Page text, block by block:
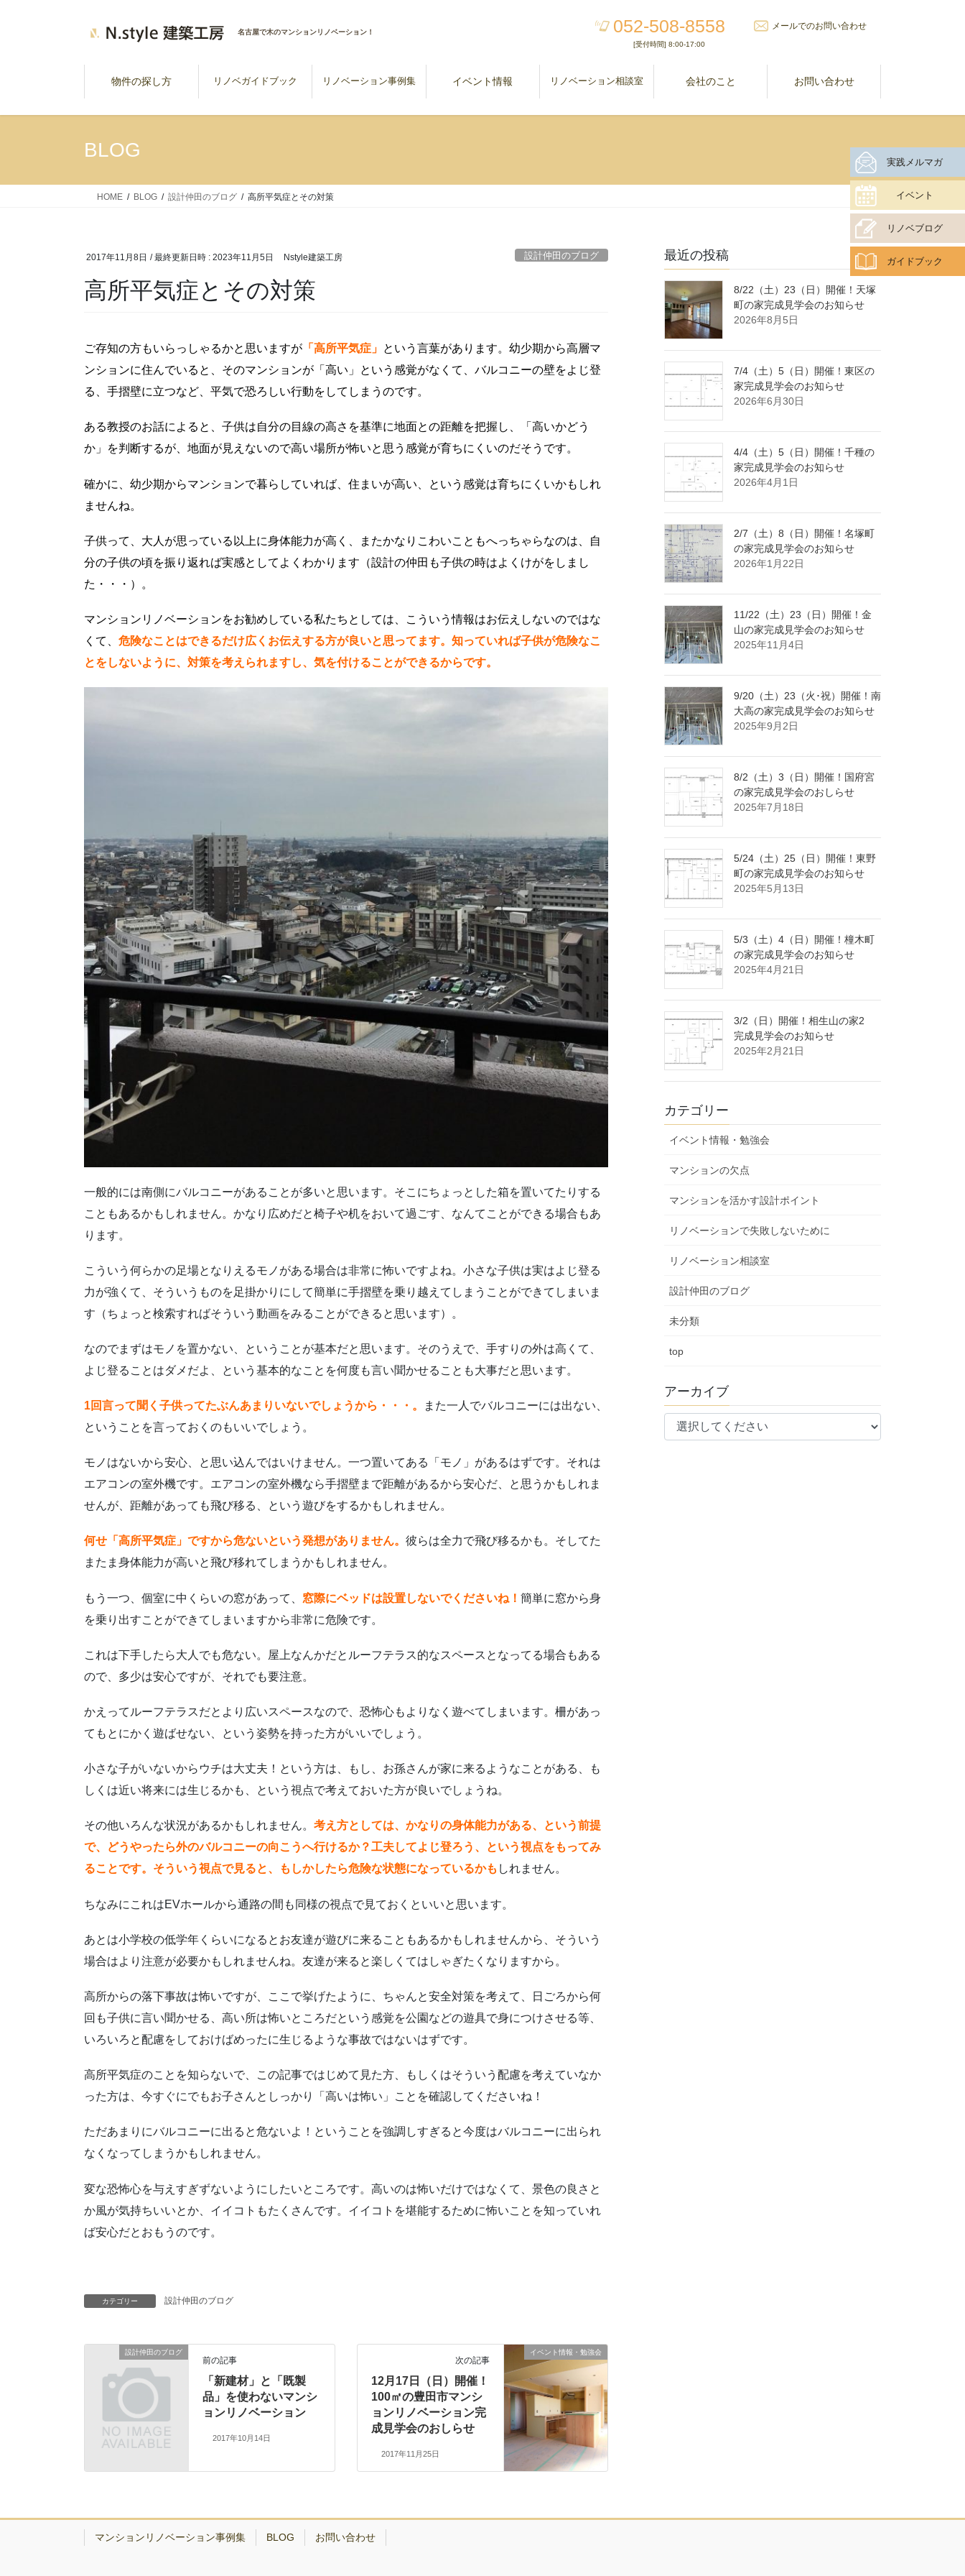
名古屋で木のマンションリノベーション！ 052-508-8558
[受付時間] 8:00-17:00
メールでのお問い合わせ
物件の探し方 リノベガイドブック リノベーション事例集 イベント情報 リノベーション相談室 会社のこと お問い合わせ
BLOG
HOME BLOG 設計仲田のブログ 高所平気症とその対策
2017年11月8日 / 最終更新日時 : 2023年11月5日 Nstyle建築工房 設計仲田のブログ
高所平気症とその対策
ご存知の方もいらっしゃるかと思いますが 「高所平気症」 という言葉があります。幼少期から高層マ
ンションに住んでいると、そのマンションが「高い」という感覚がなくて、バルコニーの壁をよじ登
る、手摺壁に立つなど、平気で恐ろしい行動をしてしまうのです。
ある教授のお話によると、子供は自分の目線の高さを基準に地面との距離を把握し、「高いかどう
か」を判断するが、地面が見えないので高い場所が怖いと思う感覚が育ちにくいのだそうです。
確かに、幼少期からマンションで暮らしていれば、住まいが高い、という感覚は育ちにくいかもしれ
ませんね。
子供って、大人が思っている以上に身体能力が高く、またかなりこわいこともへっちゃらなのは、自
分の子供の頃を振り返れば実感としてよくわかります（設計の仲田も子供の時はよくけがをしまし
た・・・）。
マンションリノベーションをお勧めしている私たちとしては、こういう情報はお伝えしないのではな
くて、 危険なことはできるだけ広くお伝えする方が良いと思ってます。知っていれば子供が危険なこ
とをしないように、対策を考えられますし、気を付けることができるからです。
一般的には南側にバルコニーがあることが多いと思います。そこにちょっとした箱を置いてたりする
こともあるかもしれません。かなり広めだと椅子や机をおいて過ごす、なんてことができる場合もあ
ります。
こういう何らかの足場となりえるモノがある場合は非常に怖いですよね。小さな子供は実はよじ登る
力が強くて、そういうものを足掛かりにして簡単に手摺壁を乗り越えてしまうことができてしまいま
す（ちょっと検索すればそういう動画をみることができると思います）。
なのでまずはモノを置かない、ということが基本だと思います。そのうえで、手すりの外は高くて、
よじ登ることはダメだよ、という基本的なことを何度も言い聞かせることも大事だと思います。
1回言って聞く子供ってたぶんあまりいないでしょうから・・・。
また一人でバルコニーには出ない、
ということを言っておくのもいいでしょう。
モノはないから安心、と思い込んではいけません。一つ置いてある「モノ」があるはずです。それは
エアコンの室外機です。エアコンの室外機なら手摺壁まで距離があるから安心だ、と思うかもしれま
せんが、距離があっても飛び移る、という遊びをするかもしれません。
何せ「高所平気症」ですから危ないという発想がありません。 彼らは全力で飛び移るかも。そしてた
またま身体能力が高いと飛び移れてしまうかもしれません。
もう一つ、個室に中くらいの窓があって、 窓際にベッドは設置しないでくださいね！ 簡単に窓から身
を乗り出すことができてしまいますから非常に危険です。
これは下手したら大人でも危ない。屋上なんかだとルーフテラス的なスペースとなってる場合もある
ので、多少は安心ですが、それでも要注意。
かえってルーフテラスだとより広いスペースなので、恐怖心もよりなく遊べてしまいます。柵があっ
てもとにかく遊ばせない、という姿勢を持った方がいいでしょう。
小さな子がいないからウチは大丈夫！という方は、もし、お孫さんが家に来るようなことがある、も
しくは近い将来には生じるかも、という視点で考えておいた方が良いでしょうね。
その他いろんな状況があるかもしれません。 考え方としては、かなりの身体能力がある、という前提
で、どうやったら外のバルコニーの向こうへ行けるか？工夫してよじ登ろう、という視点をもってみ
ることです。そういう視点で見ると、もしかしたら危険な状態になっているかも しれません。
ちなみにこれはEVホールから通路の間も同様の視点で見ておくといいと思います。
あとは小学校の低学年くらいになるとお友達が遊びに来ることもあるかもしれませんから、そういう
場合はより注意が必要かもしれませんね。友達が来ると楽しくてはしゃぎたくなりますから。
高所からの落下事故は怖いですが、ここで挙げたように、ちゃんと安全対策を考えて、日ごろから何
回も子供に言い聞かせる、高い所は怖いところだという感覚を公園などの遊具で身につけさせる等、
いろいろと配慮をしておけばめったに生じるような事故ではないはずです。
高所平気症のことを知らないで、この記事ではじめて見た方、もしくはそういう配慮を考えていなか
った方は、今すぐにでもお子さんとしっかり「高いは怖い」ことを確認してくださいね！
ただあまりにバルコニーに出ると危ないよ！ということを強調しすぎると今度はバルコニーに出られ
なくなってしまうかもしれません。
変な恐怖心を与えすぎずないようにしたいところです。高いのは怖いだけではなくて、景色の良さと
か風が気持ちいいとか、イイコトもたくさんです。イイコトを堪能するために怖いことを知っていれ
ば安心だとおもうのです。
カテゴリー 設計仲田のブログ
設計仲田のブログ
前の記事
「新建材」と「既製
品」を使わないマンシ
ョンリノベーション
2017年10月14日
イベント情報・勉強会
次の記事
12月17日（日）開催！
100㎡の豊田市マンシ
ョンリノベーション完
成見学会のおしらせ
2017年11月25日
最近の投稿
8/22（土）23（日）開催！天塚
町の家完成見学会のお知らせ
2026年8月5日
7/4（土）5（日）開催！東区の
家完成見学会のお知らせ
2026年6月30日
4/4（土）5（日）開催！千種の
家完成見学会のお知らせ
2026年4月1日
2/7（土）8（日）開催！名塚町
の家完成見学会のお知らせ
2026年1月22日
11/22（土）23（日）開催！金
山の家完成見学会のお知らせ
2025年11月4日
9/20（土）23（火･祝）開催！南
大高の家完成見学会のお知らせ
2025年9月2日
8/2（土）3（日）開催！国府宮
の家完成見学会のおしらせ
2025年7月18日
5/24（土）25（日）開催！東野
町の家完成見学会のお知らせ
2025年5月13日
5/3（土）4（日）開催！橦木町
の家完成見学会のお知らせ
2025年4月21日
3/2（日）開催！相生山の家2
完成見学会のお知らせ
2025年2月21日
カテゴリー
イベント情報・勉強会
マンションの欠点
マンションを活かす設計ポイント
リノベーションで失敗しないために
リノベーション相談室
設計仲田のブログ
未分類
top
アーカイブ
マンションリノベーション事例集 BLOG お問い合わせ
実践メルマガ
イベント
リノベブログ
ガイドブック